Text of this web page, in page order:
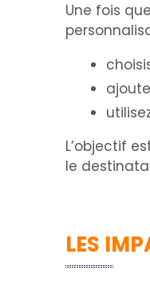
Une fois
L’objectif
le
LES